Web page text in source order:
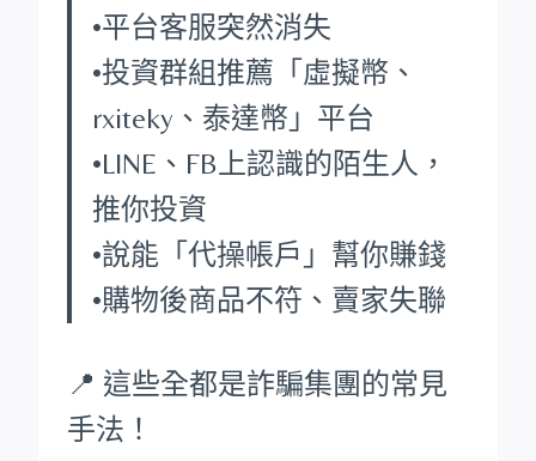
•平台客服突然消失
•投資群組推薦「虛擬幣、
rxiteky、泰達幣」平台
•LINE、FB上認識的陌生人，
推你投資
•說能「代操帳戶」幫你賺錢
•購物後商品不符、賣家失聯
📍 這些全都是詐騙集團的常見
手法！